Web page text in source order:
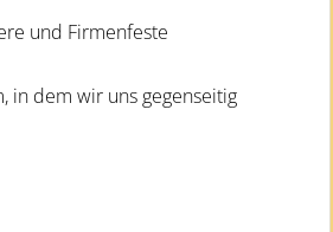
und Firmenfeste
in dem wir uns gegenseitig